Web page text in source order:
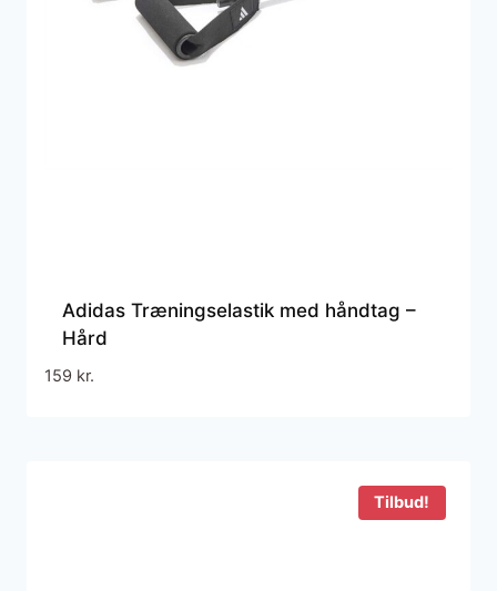
Adidas Træningselastik med håndtag –
Hård
159 kr.
Tilbud!